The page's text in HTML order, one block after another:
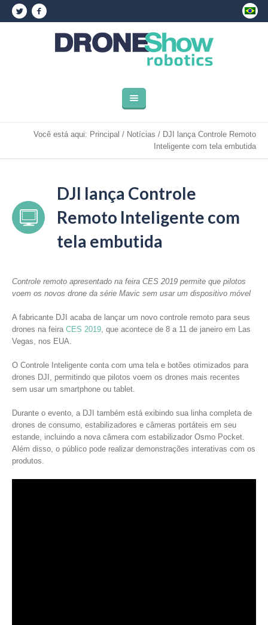
Você está aqui: Principal / Notícias / DJI lança Controle Remoto
Inteligente com tela embutida
DJI lança Controle
Remoto Inteligente com
tela embutida
Controle remoto apresentado na feira CES 2019 permite que pilotos
voem os novos drone da série Mavic sem usar um dispositivo móvel
A fabricante DJI acaba de lançar um novo controle remoto para seus
drones na feira CES 2019, que acontece de 8 a 11 de janeiro em Las
Vegas, nos EUA.
O Controle Inteligente conta com uma tela e botões otimizados para
drones DJI, permitindo que pilotos voem os drones mais recentes
sem usar um smartphone ou tablet.
Durante o evento, a DJI também está exibindo sua linha completa de
drones de consumo, estabilizadores e câmeras portáteis em seu
estande, incluindo a nova câmera com estabilizador Osmo Pocket.
Além disso, o público pode realizar demonstrações interativas com os
produtos.